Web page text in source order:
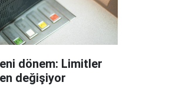
dönem: Limitler
değişiyor